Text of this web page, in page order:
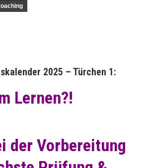
2025 – Türchen 1:
Lernen?!
der Vorbereitung